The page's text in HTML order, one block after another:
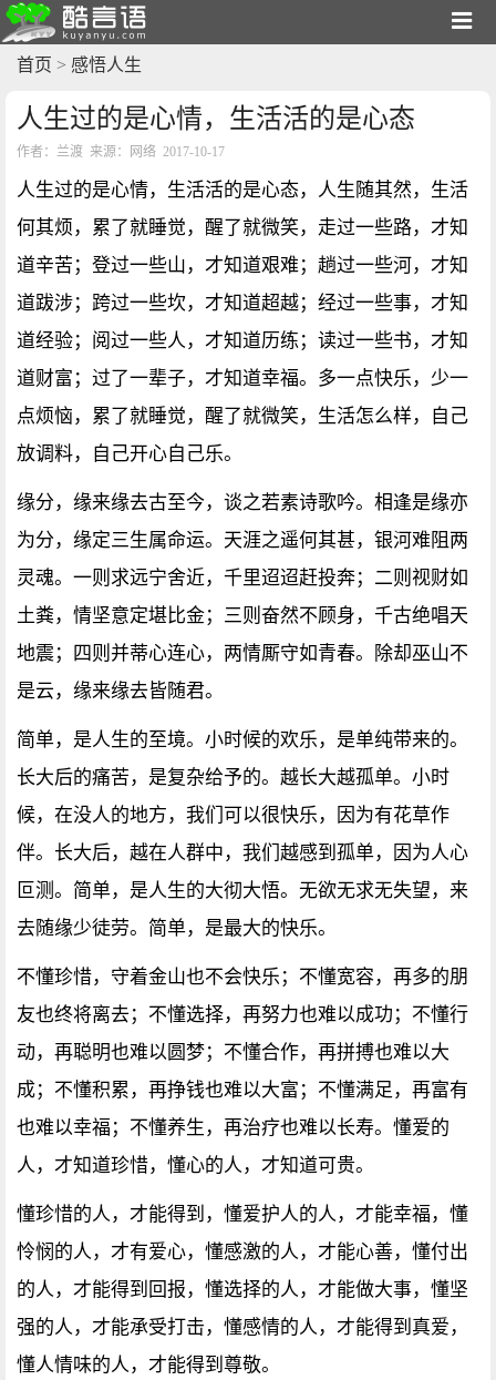
首页 > 感悟人生
人生过的是心情，生活活的是心态
作者：兰渡 来源：网络 2017-10-17
人生过的是心情，生活活的是心态，人生随其然，生活
何其烦，累了就睡觉，醒了就微笑，走过一些路，才知
道辛苦；登过一些山，才知道艰难；趟过一些河，才知
道跋涉；跨过一些坎，才知道超越；经过一些事，才知
道经验；阅过一些人，才知道历练；读过一些书，才知
道财富；过了一辈子，才知道幸福。多一点快乐，少一
点烦恼，累了就睡觉，醒了就微笑，生活怎么样，自己
放调料，自己开心自己乐。
缘分，缘来缘去古至今，谈之若素诗歌吟。相逢是缘亦
为分，缘定三生属命运。天涯之遥何其甚，银河难阻两
灵魂。一则求远宁舍近，千里迢迢赶投奔；二则视财如
土粪，情坚意定堪比金；三则奋然不顾身，千古绝唱天
地震；四则并蒂心连心，两情厮守如青春。除却巫山不
是云，缘来缘去皆随君。
简单，是人生的至境。小时候的欢乐，是单纯带来的。
长大后的痛苦，是复杂给予的。越长大越孤单。小时
候，在没人的地方，我们可以很快乐，因为有花草作
伴。长大后，越在人群中，我们越感到孤单，因为人心
叵测。简单，是人生的大彻大悟。无欲无求无失望，来
去随缘少徒劳。简单，是最大的快乐。
不懂珍惜，守着金山也不会快乐；不懂宽容，再多的朋
友也终将离去；不懂选择，再努力也难以成功；不懂行
动，再聪明也难以圆梦；不懂合作，再拼搏也难以大
成；不懂积累，再挣钱也难以大富；不懂满足，再富有
也难以幸福；不懂养生，再治疗也难以长寿。懂爱的
人，才知道珍惜，懂心的人，才知道可贵。
懂珍惜的人，才能得到，懂爱护人的人，才能幸福，懂
怜悯的人，才有爱心，懂感激的人，才能心善，懂付出
的人，才能得到回报，懂选择的人，才能做大事，懂坚
强的人，才能承受打击，懂感情的人，才能得到真爱，
懂人情味的人，才能得到尊敬。